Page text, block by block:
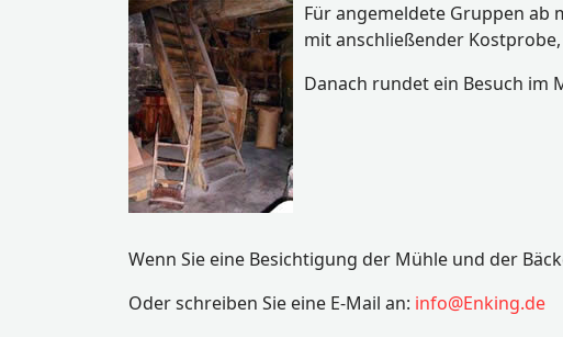
Für angemeldete Gruppen ab
mit anschließender
Danach rundet ein Besuch im
Wenn Sie eine Besichtigung der Mühle und der
Oder schreiben Sie eine E-Mail an: info@Enking.de